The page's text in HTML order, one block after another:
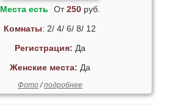
Места есть От250руб.
Комнаты: 2/ 4/ 6/ 8/ 12
Регистрация: Да
Женские места: Да
Фото/подробнее